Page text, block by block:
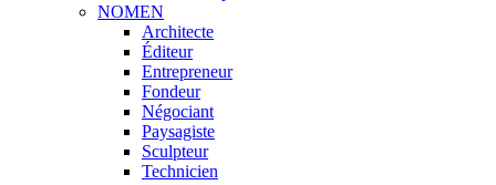
NOMEN
Architecte
Éditeur
Entrepreneur
Fondeur
Négociant
Paysagiste
Sculpteur
Technicien